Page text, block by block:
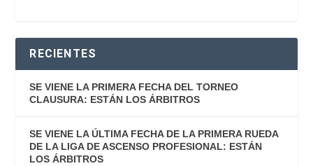
RECIENTES
SE VIENE LA PRIMERA FECHA DEL TORNEO
CLAUSURA: ESTÁN LOS ÁRBITROS
SE VIENE LA ÚLTIMA FECHA DE LA PRIMERA RUEDA
DE LA LIGA DE ASCENSO PROFESIONAL: ESTÁN
LOS ÁRBITROS